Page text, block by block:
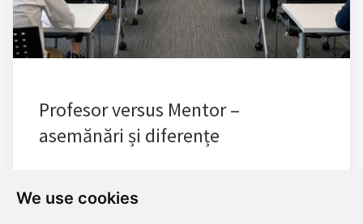
We use cookies
Profesor versus Mentor –
asemănări și diferențe